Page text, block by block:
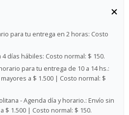
para tu entrega en 2 horas: Costo
4 días hábiles: Costo normal: $ 150.
para tu entrega de 10 a 14 hs.:
a $ 1.500 | Costo normal: $
- Agenda día y horario.: Envío sin
$ 1.500 | Costo normal: $ 150.